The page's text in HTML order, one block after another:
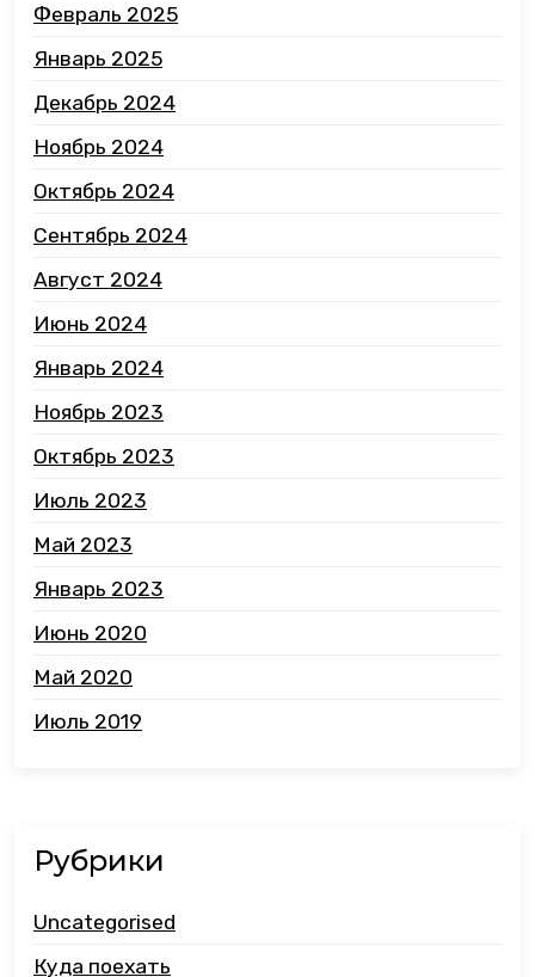
Февраль 2025
Январь 2025
Декабрь 2024
Ноябрь 2024
Октябрь 2024
Сентябрь 2024
Август 2024
Июнь 2024
Январь 2024
Ноябрь 2023
Октябрь 2023
Июль 2023
Май 2023
Январь 2023
Июнь 2020
Май 2020
Июль 2019
Рубрики
Uncategorised
Куда поехать